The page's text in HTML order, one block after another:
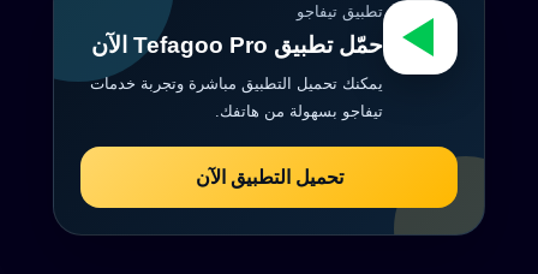
تطبيق تيفاجو
حمّل تطبيق Tefagoo Pro الآن
يمكنك تحميل التطبيق مباشرة وتجربة خدمات
تيفاجو بسهولة من هاتفك.
تحميل التطبيق الآن